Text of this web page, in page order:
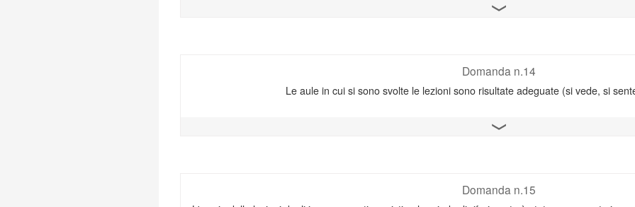
Apri il grafico
Domanda n.14
Le aule in cui si sono svolte le lezioni sono risultate adeguate (si vede, si
Apri il grafico
Domanda n.15